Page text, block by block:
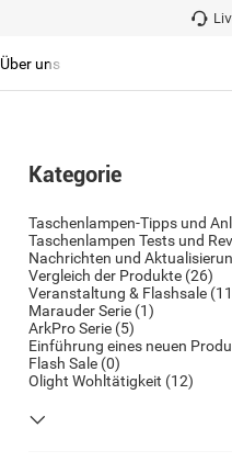
Über uns
Kategorie
Taschenlampen-Tipps und
Taschenlampen Tests und
Nachrichten und
Vergleich der Produkte (26)
Veranstaltung & Flashsale
Marauder Serie (1)
ArkPro Serie (5)
Einführung eines neuen
Flash Sale (0)
Olight Wohltätigkeit (12)